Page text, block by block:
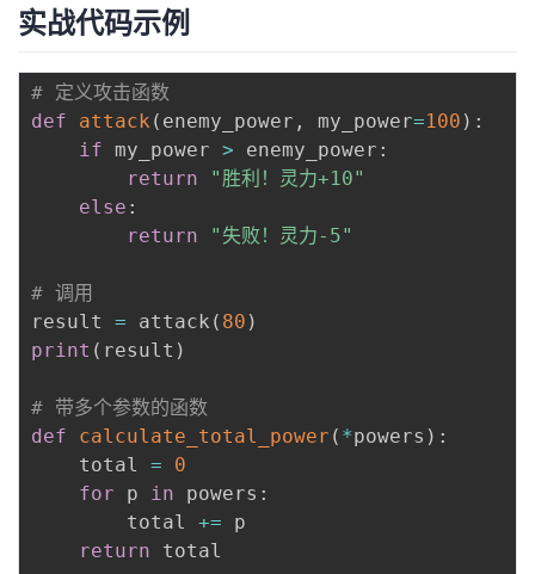
实战代码示例
# 定义攻击函数
def
attack ( enemy_power , my_power=100 ) :
if my_power > enemy_power :
return
"胜利！灵力+10"
else :
return
"失败！灵力-5"
# 调用
result = attack ( 80 )
print ( result )
# 带多个参数的函数
def
calculate_total_power ( *powers ) :
    total
=
0
for p in powers :
        total
+= p
return total